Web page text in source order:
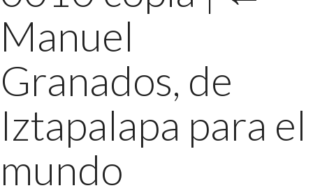
Manuel
Granados, de
Iztapalapa para el
mundo